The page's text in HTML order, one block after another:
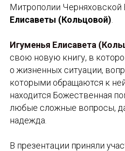
Митрополии Черняховской
Елисаветы (Кольцовой)
Игуменья Елисавета
свою новую книгу, в
о жизненных ситуации,
которыми обращаются к
находится Божественная
любые сложные вопросы,
надежда.
В презентации приняли